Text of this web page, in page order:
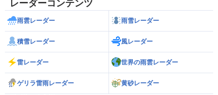
レーダーコンテンツ
雨雲レーダー 雨雪レーダー
積雪レーダー 風レーダー
雷レーダー 世界の雨雲レーダー
ゲリラ雷雨レーダー 黄砂レーダー